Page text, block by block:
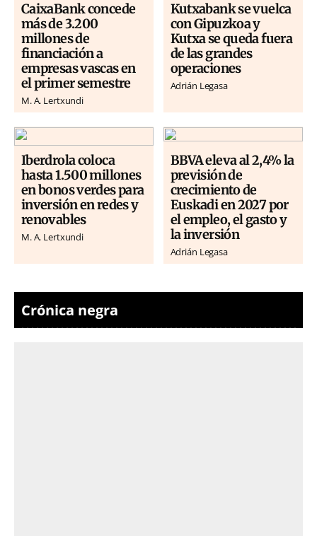
CaixaBank concede
más de 3.200
millones de
financiación a
empresas vascas en
el primer semestre
M. A. Lertxundi
Kutxabank se vuelca
con Gipuzkoa y
Kutxa se queda fuera
de las grandes
operaciones
Adrián Legasa
Iberdrola coloca
hasta 1.500 millones
en bonos verdes para
inversión en redes y
renovables
M. A. Lertxundi
BBVA eleva al 2,4% la
previsión de
crecimiento de
Euskadi en 2027 por
el empleo, el gasto y
la inversión
Adrián Legasa
Crónica negra